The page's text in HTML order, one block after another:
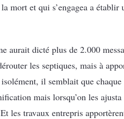
mort et qui s’engagea a
aurait dicté plus de 2.000
les septiques, mais à
il semblait que
mais lorsqu’on les
les travaux entrepris